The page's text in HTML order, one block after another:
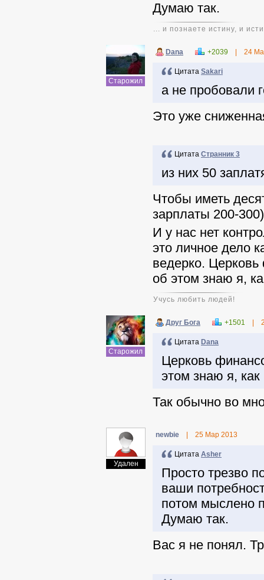
Думаю так.
... и познаете истину, и
Старожил
Dana +2039 24
Цитата Sakari
а не пробовали
Это уже
Цитата Странник 3
из них 50
Чтобы иметь
зарплаты 200-
И у нас нет
это личное дело
ведерко.
об этом знаю я,
Учусь любить людей!
Старожил
Друг Бога +1501
Цитата Dana
Церковь
этом знаю я, как
Так обычно во
Удален
newbie 25 Мар 2013
Цитата Asher
Просто трезво
ваши
потом мыслено
Думаю так.
Вас я не понял.